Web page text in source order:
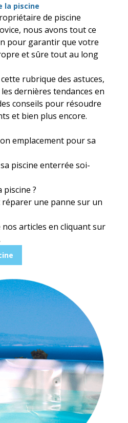
la piscine
de piscine
nous avons tout ce
pour garantir que votre
et sûre tout au long
rubrique des astuces,
dernières tendances en
conseils pour résoudre
et bien plus encore.
emplacement pour sa
piscine enterrée soi-
?
une panne sur un
articles en cliquant sur